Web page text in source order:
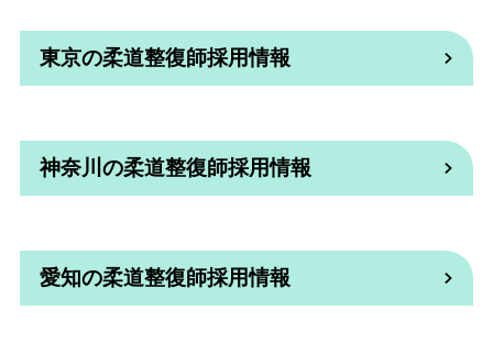
東京の柔道整復師採用情報
神奈川の柔道整復師採用情報
愛知の柔道整復師採用情報